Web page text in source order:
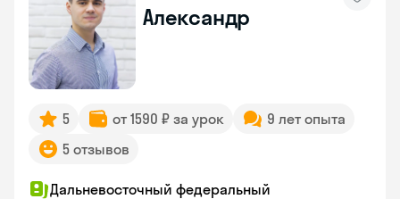
Александр
5 от 1590 ₽ за урок
9 лет опыта
5 отзывов
Дальневосточный федеральный